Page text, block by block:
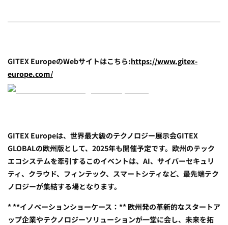
GITEX EuropeのWebサイトはこちら:https://www.gitex-
europe.com/
GITEX Europeは、世界最大級のテクノロジー展示会GITEX
GLOBALの欧州版として、2025年も開催予定です。欧州のテック
エコシステムを牽引するこのイベントは、AI、サイバーセキュリ
ティ、クラウド、フィンテック、スマートシティなど、最先端テク
ノロジーが集結する場となります。
* **イノベーションショーケース：** 欧州発の革新的なスタートア
ップ企業やテクノロジーソリューションが一堂に会し、未来を拓